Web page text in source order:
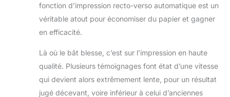
fonction d’impression recto-verso automatique est un
véritable atout pour économiser du papier et gagner
en efficacité.
Là où le bât blesse, c’est sur l’impression en haute
qualité. Plusieurs témoignages font état d’une vitesse
qui devient alors extrêmement lente, pour un résultat
jugé décevant, voire inférieur à celui d’anciennes